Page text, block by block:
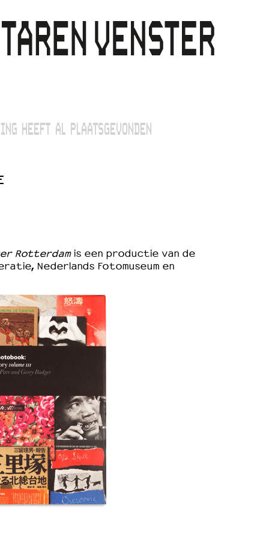
HEEFT AL PLAATSGEVONDEN
Rotterdamis een productie van de
Nederlands Fotomuseum en